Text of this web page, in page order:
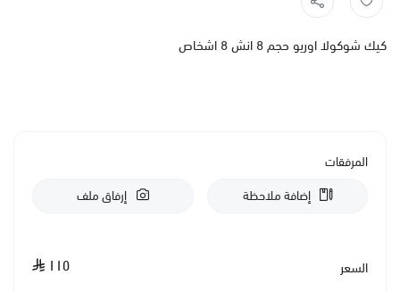
كيك شوكولا اوريو حجم 8 انش 8 اشخاص
المرفقات
إضافة ملاحظة
إرفاق ملف
السعر ١١٥